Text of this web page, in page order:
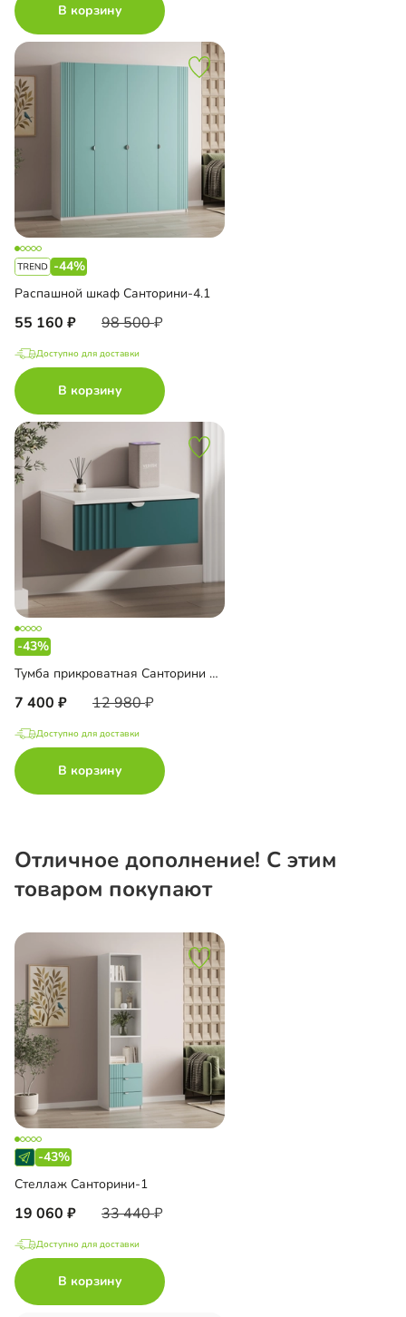
В корзину
-44%
Распашной шкаф Санторини-4.1
55 160 98 500
Доступно для доставки
В корзину
-43%
Тумба прикроватная Санторини подвесная
7 400 12 980
Доступно для доставки
В корзину
Отличное дополнение! С этим
товаром покупают
-43%
Стеллаж Санторини-1
19 060 33 440
Доступно для доставки
В корзину